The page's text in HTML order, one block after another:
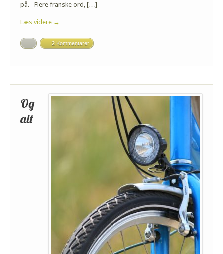
på. Flere franske ord, […]
Læs videre →
2 Kommentarer
Og
alt